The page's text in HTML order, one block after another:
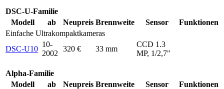
DSC-U-Familie
Modell
ab Neupreis Brennweite Sensor
Funktionen
Einfache Ultrakompaktkameras
DSC-U10
10-
2002
320 € 33 mm
CCD 1.3
MP, 1/2,7"
Alpha-Familie
Modell
ab Neupreis Brennweite Sensor
Funktionen